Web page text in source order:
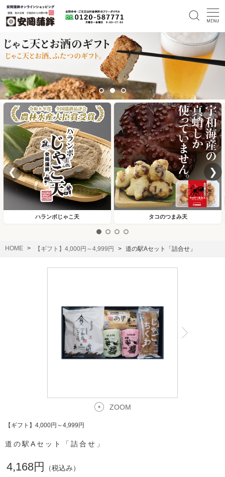
ハランボじゃこ天 タコのつまみ天
❮ ❯
HOME 【ギフト】4,000円～4,999円 道の駅Aセット「詰合せ」
ZOOM
【ギフト】4,000円～4,999円
道の駅Aセット「詰合せ」
4,168円
（税込み）